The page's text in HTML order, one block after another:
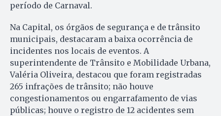
período de Carnaval.
Na Capital, os órgãos de segurança e de trânsito
municipais, destacaram a baixa ocorrência de
incidentes nos locais de eventos. A
superintendente de Trânsito e Mobilidade Urbana,
Valéria Oliveira, destacou que foram registradas
265 infrações de trânsito; não houve
congestionamentos ou engarrafamento de vias
públicas; houve o registro de 12 acidentes sem